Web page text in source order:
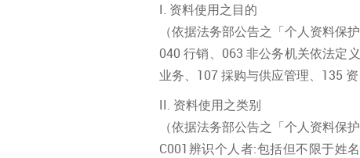
资料使用之目的
（依据法务部公告之「个人资料保
040 行销、063 非公务机关依法定
业务、107 採购与供应管理、135
资料使用之类别
（依据法务部公告之「个人资料保
C001辨识个人者:包括但不限于姓